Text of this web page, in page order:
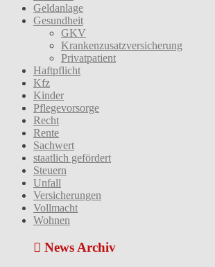
Geldanlage
Gesundheit
GKV
Krankenzusatzversicherung
Privatpatient
Haftpflicht
Kfz
Kinder
Pflegevorsorge
Recht
Rente
Sachwert
staatlich gefördert
Steuern
Unfall
Versicherungen
Vollmacht
Wohnen
News Archiv